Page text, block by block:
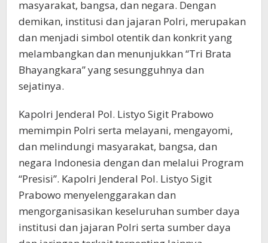
masyarakat, bangsa, dan negara. Dengan
demikan, institusi dan jajaran Polri, merupakan
dan menjadi simbol otentik dan konkrit yang
melambangkan dan menunjukkan “Tri Brata
Bhayangkara” yang sesungguhnya dan
sejatinya.
Kapolri Jenderal Pol. Listyo Sigit Prabowo
memimpin Polri serta melayani, mengayomi,
dan melindungi masyarakat, bangsa, dan
negara Indonesia dengan dan melalui Program
“Presisi”. Kapolri Jenderal Pol. Listyo Sigit
Prabowo menyelenggarakan dan
mengorganisasikan keseluruhan sumber daya
institusi dan jajaran Polri serta sumber daya